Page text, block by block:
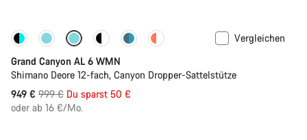
-5%
Vergleichen
Grand Canyon AL 6 WMN
Shimano Deore 12-fach, Canyon Dropper-Sattelstütze
949 € Ursprungspreis
999 € Du sparst 50 €
oder ab 16 €/Mo.